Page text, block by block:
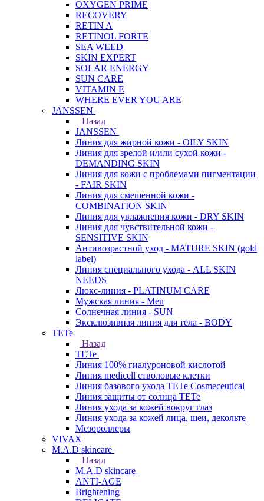
OXYGEN PRIME
RECOVERY
RETIN A
RETINOL FORTE
SEA WEED
SKIN EXPERT
SOLAR ENERGY
SUN CARE
VITAMIN E
WHERE EVER YOU ARE
JANSSEN
Назад
JANSSEN
Линия для жирной кожи - OILY SKIN
Линия для зрелой и/или сухой кожи -
DEMANDING SKIN
Линия для кожи с проблемами пигментации
- FAIR SKIN
Линия для смешенной кожи -
COMBINATION SKIN
Линия для увлажнения кожи - DRY SKIN
Линия для чувствительной кожи -
SENSITIVE SKIN
Антивозрастной уход - MATURE SKIN (gold
label)
Линия специального ухода - ALL SKIN
NEEDS
Люкс-линия - PLATINUM CARE
Мужская линия - Men
Солнечная линия - SUN
Эксклюзивная линия для тела - BODY
TETe
Назад
TETe
Линия 100% гиалуроновой кислотой
Линия medicell стволовые клетки
Линия базового ухода TETe Cosmeceutical
Линия защиты от солнца TETe
Линия ухода за кожей вокруг глаз
Линия ухода за кожей лица, шеи, декольте
Мезороллеры
VIVAX
M.A.D skincare
Назад
M.A.D skincare
ANTI-AGE
Brightening